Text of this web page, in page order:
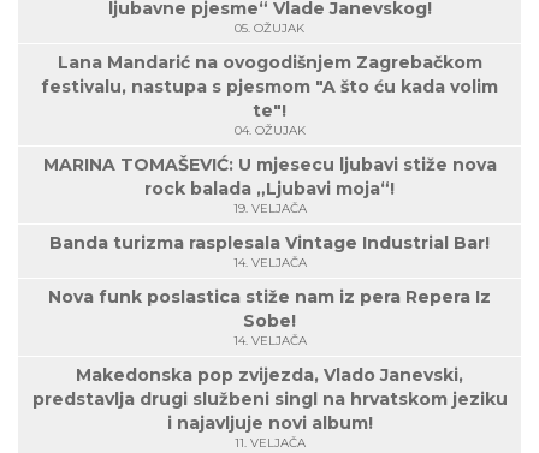
ljubavne pjesme“ Vlade Janevskog!
05. OŽUJAK
Lana Mandarić na ovogodišnjem Zagrebačkom
festivalu, nastupa s pjesmom "A što ću kada volim
te"!
04. OŽUJAK
MARINA TOMAŠEVIĆ: U mjesecu ljubavi stiže nova
rock balada „Ljubavi moja“!
19. VELJAČA
Banda turizma rasplesala Vintage Industrial Bar!
14. VELJAČA
Nova funk poslastica stiže nam iz pera Repera Iz
Sobe!
14. VELJAČA
Makedonska pop zvijezda, Vlado Janevski,
predstavlja drugi službeni singl na hrvatskom jeziku
i najavljuje novi album!
11. VELJAČA